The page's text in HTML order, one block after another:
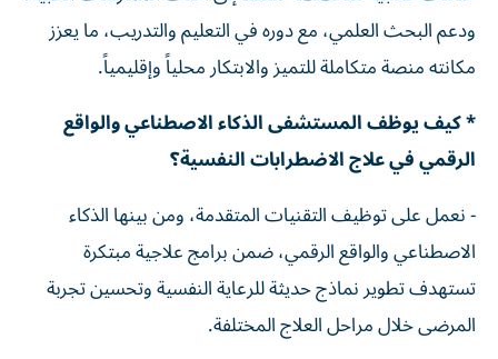
ودعم البحث العلمي، مع دوره في التعليم والتدريب، ما يعزز
مكانته منصة متكاملة للتميز والابتكار محلياً وإقليمياً.
* كيف يوظف المستشفى الذكاء الاصطناعي والواقع
الرقمي في علاج الاضطرابات النفسية؟
- نعمل على توظيف التقنيات المتقدمة، ومن بينها الذكاء
الاصطناعي والواقع الرقمي، ضمن برامج علاجية مبتكرة
تستهدف تطوير نماذج حديثة للرعاية النفسية وتحسين تجربة
المرضى خلال مراحل العلاج المختلفة.